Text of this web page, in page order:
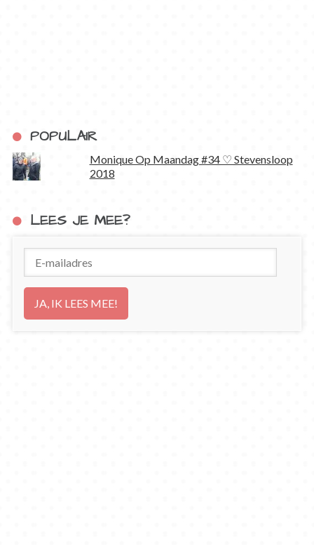
POPULAIR
Monique Op Maandag #34 ♡ Stevensloop
2018
LEES JE MEE?
mailadres